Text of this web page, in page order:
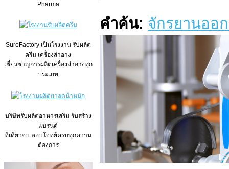
Pharma
SureFactory เป็นโรงงาน รับผลิต
ครีม เครื่องสำอาง
เชี่ยวชาญการผลิตเครื่องสำอางทุก
ประเภท
บริษัทรับผลิตอาหารเสริม รับสร้าง
แบรนด์
ที่เดียวจบ ตอบโจทย์ครบทุกความ
ต้องการ
คำค้น: จักรยานออ